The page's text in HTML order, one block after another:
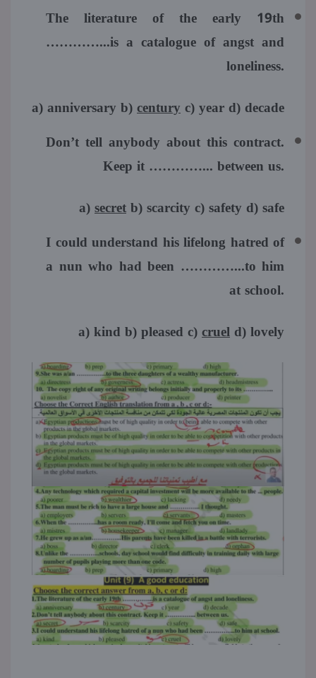
The literature of the early 19th
…………...is a catalogue of angst and
loneliness.
a) anniversary b)centuryc) year d) decade
Don’t tell anybody about this contract.
Keep it …………... between us.
a)secretb) scarcity c) safety d) safe
I could understand his lifelong hatred of
a nun who had been …………...to him
at school.
a) kind b) pleased c)crueld) lovely